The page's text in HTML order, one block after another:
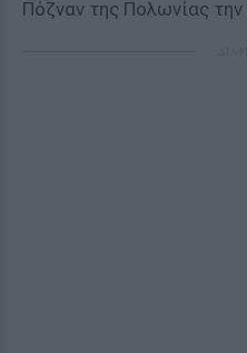
Πόζναν της Πολωνίας